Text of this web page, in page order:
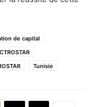
de capital
Tunisie